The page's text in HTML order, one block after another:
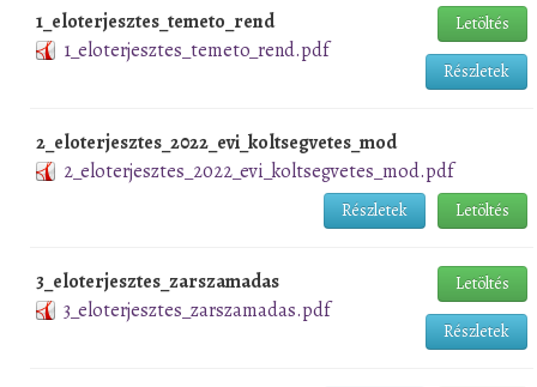
1_eloterjesztes_temeto_rend
1_eloterjesztes_temeto_rend.pdf
Letöltés
Részletek
2_eloterjesztes_2022_evi_koltsegvetes_mod
2_eloterjesztes_2022_evi_koltsegvetes_mod.pdf
Letöltés
Részletek
3_eloterjesztes_zarszamadas
3_eloterjesztes_zarszamadas.pdf
Letöltés
Részletek